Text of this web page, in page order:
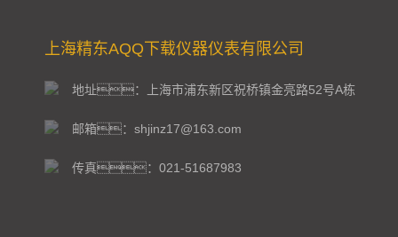
上海精东AQQ下载仪器仪表有限公司
地址：上海市浦东新区祝桥镇金亮路52号A栋
邮箱：shjinz17@163.com
传真：021-51687983